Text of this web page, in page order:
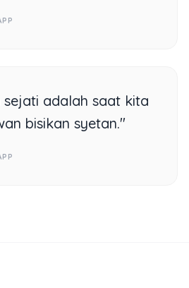
sejati adalah saat kita
bisikan syetan."